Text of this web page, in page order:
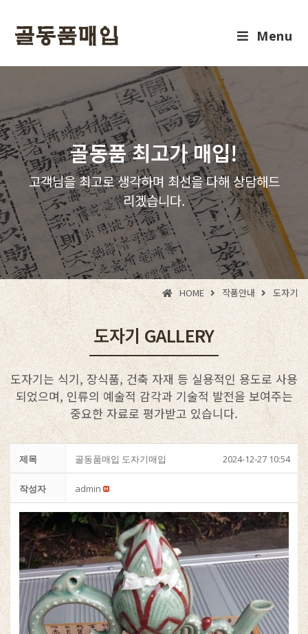
Menu
골동품 최고가 매입!
고객님을 최고로 생각하며 최선을 다해 상담해드
리겠습니다.
HOME 작품안내 도자기
도자기 GALLERY
도자기는 식기, 장식품, 건축 자재 등 실용적인 용도로 사용
되었으며, 인류의 예술적 감각과 기술적 발전을 보여주는
중요한 자료로 평가받고 있습니다.
제목 골동품매입 도자기매입 2024-12-27 10:54
작성자 admin